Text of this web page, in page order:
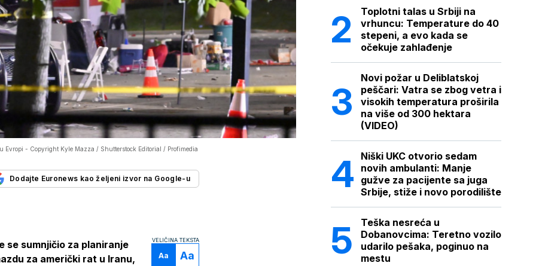
Evropi - Copyright Kyle Mazza / Shutterstock Editorial / Profimedia
Dodajte Euronews kao željeni izvor na Google-u
VELIČINA TEKSTA
Aa Aa
se sumnjičio za planiranje
za američki rat u Iranu,
Toplotni talas u Srbiji na
vrhuncu: Temperature do 40
stepeni, a evo kada se
očekuje zahlađenje
Novi požar u Deliblatskoj
peščari: Vatra se zbog vetra i
visokih temperatura proširila
na više od 300 hektara
(VIDEO)
Niški UKC otvorio sedam
novih ambulanti: Manje
gužve za pacijente sa juga
Srbije, stiže i novo porodilište
Teška nesreća u
Dobanovcima: Teretno vozilo
udarilo pešaka, poginuo na
mestu